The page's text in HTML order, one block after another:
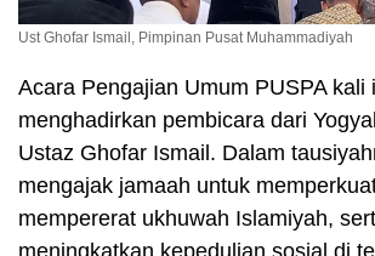
Ust Ghofar Ismail, Pimpinan Pusat Muhammadiyah
Acara Pengajian Umum PUSPA kali
menghadirkan pembicara dari
Ustaz Ghofar Ismail. Dalam
mengajak jamaah untuk
mempererat ukhuwah Islamiyah,
meningkatkan kepedulian sosial di